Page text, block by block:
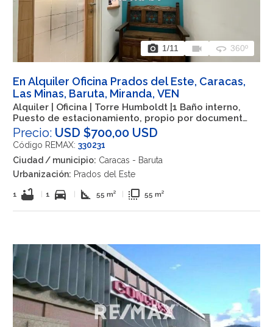
photo_camera 1/11 videocam 360 360º
En Alquiler Oficina Prados del Este, Caracas,
Las Minas, Baruta, Miranda, VEN
Alquiler | Oficina | Torre Humboldt |1 Baño interno,
Puesto de estacionamiento, propio por documento,
amoblado, Piso 16. Hermosa Vista
Precio: USD $700,00 USD
Código REMAX: 330231
Ciudad / municipio: Caracas - Baruta
Urbanización: Prados del Este
1 bathtub 1 directions_car square_foot 55 m² flip_to_front 55 m²